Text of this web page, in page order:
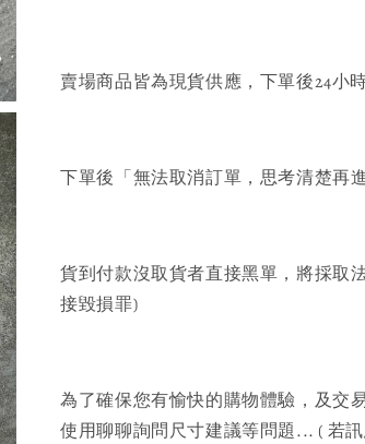
賣場商品皆為現貨供應，下單後24小
下單後「無法取消訂單，思考清楚再
貨到付款沒取貨者直接黑單，將採取
接毀損罪)
為了確保您有愉快的購物體驗，及交
使用聊聊詢問尺寸建議等問題... ( 若